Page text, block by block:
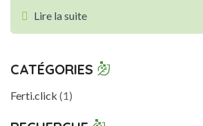
Lire la suite
CATÉGORIES
Ferti.click (1)